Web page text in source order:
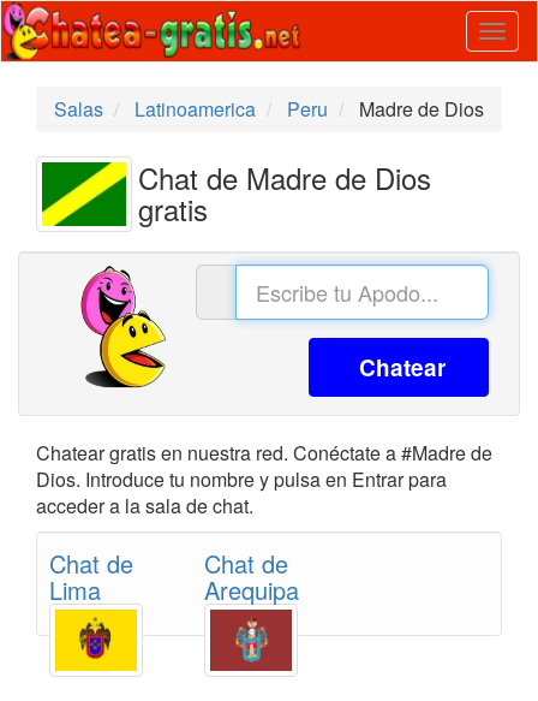
Salas
Latinoamerica Peru Madre de Dios
Chat de Madre de Dios
gratis
Chatear
Chatear gratis en nuestra red. Conéctate a #Madre de
Dios. Introduce tu nombre y pulsa en Entrar para
acceder a la sala de chat.
Chat de
Lima
Chat de
Arequipa